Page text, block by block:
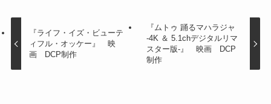
『ライフ・イズ・ビューテ
ィフル・オッケー』 映
画 DCP制作
『ムトゥ 踊るマハラジャ
-4K ＆ 5.1chデジタルリマ
スター版-』 映画 DCP
制作